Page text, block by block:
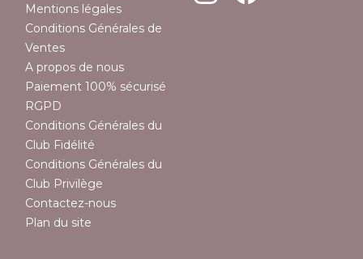
Mentions légales
Conditions Générales de
Ventes
A propos de nous
Paiement 100% sécurisé
RGPD
Conditions Générales du
Club Fidélité
Conditions Générales du
Club Privilège
Contactez-nous
Plan du site